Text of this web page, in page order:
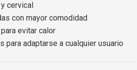
cervical
con mayor comodidad
evitar calor
adaptarse a cualquier usuario